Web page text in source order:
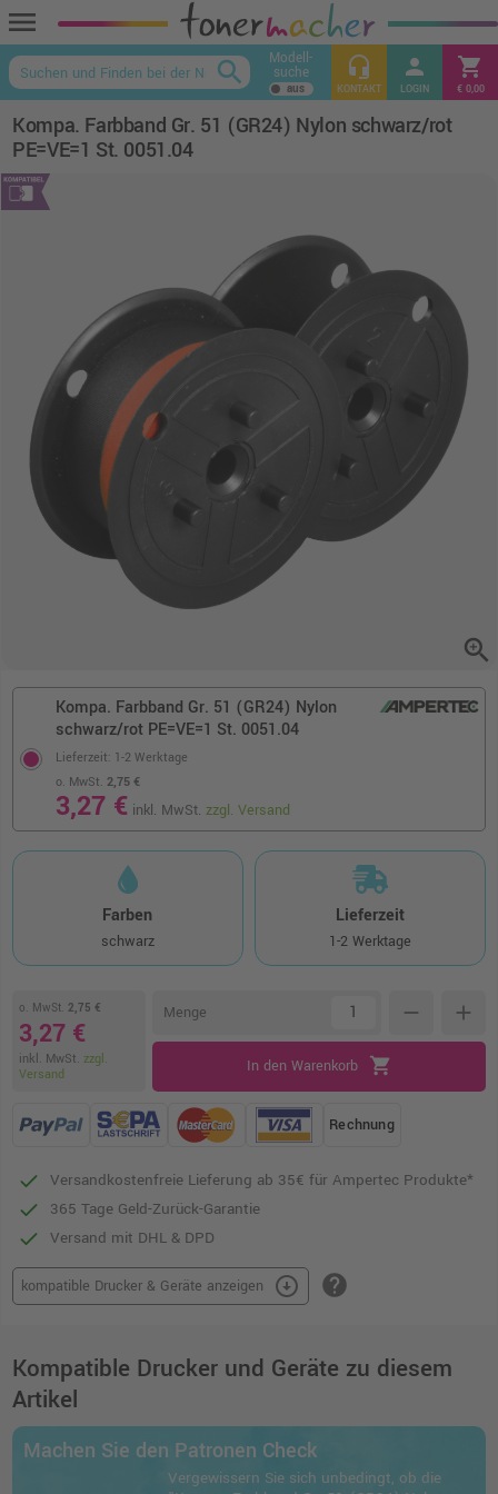
menu
keyboard_arrow_up
search Modell-
suche headset_mic
KONTAKT
person
LOGIN
shopping_cart
€ 0,00
Kompa. Farbband Gr. 51 (GR24) Nylon schwarz/rot
PE=VE=1 St. 0051.04
zoom_in
Kompa. Farbband Gr. 51 (GR24) Nylon
schwarz/rot PE=VE=1 St. 0051.04
o. MwSt. 2,75 €
3,27 € inkl. MwSt.zzgl. Versand
Lieferzeit: 1-2 Werktage
Farben
schwarz
Lieferzeit
1-2 Werktage
o. MwSt. 2,75 €
3,27 €
inkl. MwSt. zzgl.
Versand
Menge remove add
In den Warenkorb shopping_cart
Rechnung
Versandkostenfreie Lieferung ab 35€ für Ampertec Produkte*
365 Tage Geld-Zurück-Garantie
Versand mit DHL & DPD
kompatible Drucker & Geräte anzeigen arrow_circle_down help
Kompatible Drucker und Geräte zu diesem
Artikel
Machen Sie den Patronen Check
Vergewissern Sie sich unbedingt, ob die